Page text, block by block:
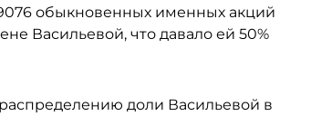
обыкновенных именных акций
Васильевой, что давало ей 50%
доли Васильевой в